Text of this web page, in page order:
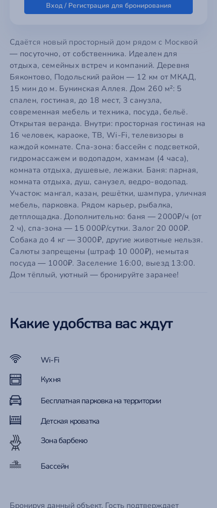
Вход / Регистрация для бронирования
Сдаётся новый просторный дом рядом с Москвой
— посуточно, от собственника. Идеален для
отдыха, семейных встреч и компаний. Деревня
Бяконтово, Подольский район — 12 км от МКАД,
15 мин до м. Бунинская Аллея. Дом 260 м²: 5
спален, гостиная, до 18 мест, 3 санузла,
современная мебель и техника, посуда, бельё.
Открытая веранда. Внутри: просторная гостиная на
16 человек, караоке, ТВ, Wi-Fi, телевизоры в
каждой комнате. Спа-зона: бассейн с подсветкой,
гидромассажем и водопадом, хаммам (4 часа),
комната отдыха, душевые, лежаки. Баня: парная,
комната отдыха, душ, санузел, ведро-водопад.
Участок: мангал, казан, решётки, шампура, уличная
мебель, парковка. Рядом карьер, рыбалка,
детплощадка. Дополнительно: баня — 2000₽/ч (от
2 ч), спа-зона — 15 000₽/сутки. Залог 20 000₽.
Собака до 4 кг — 3000₽, другие животные нельзя.
Салюты запрещены (штраф 10 000₽), немытая
посуда — 1000₽. Заселение 16:00, выезд 13:00.
Дом тёплый, уютный — бронируйте заранее!
Какие удобства вас ждут
Wi-Fi
Кухня
Бесплатная парковка на территории
Детская кроватка
Зона барбекю
Бассейн
Бронируя данный объект, Гость подтверждает